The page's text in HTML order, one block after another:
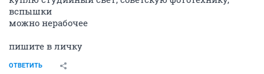
вспышки
можно нерабочее
пишите в личку
ОТВЕТИТЬ